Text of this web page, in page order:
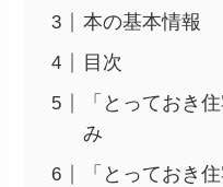
本の基本情報
目次
「とっておき
み
「とっておき